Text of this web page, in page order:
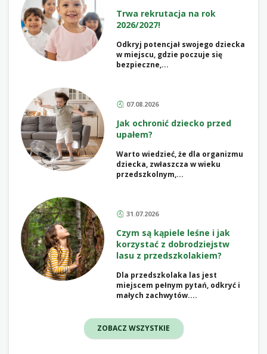
Trwa rekrutacja na rok
2026/2027!
Odkryj potencjał swojego dziecka
w miejscu, gdzie poczuje się
bezpieczne,...
07.08.2026
Jak ochronić dziecko przed
upałem?
Warto wiedzieć, że dla organizmu
dziecka, zwłaszcza w wieku
przedszkolnym,...
31.07.2026
Czym są kąpiele leśne i jak
korzystać z dobrodziejstw
lasu z przedszkolakiem?
Dla przedszkolaka las jest
miejscem pełnym pytań, odkryć i
małych zachwytów....
ZOBACZ WSZYSTKIE